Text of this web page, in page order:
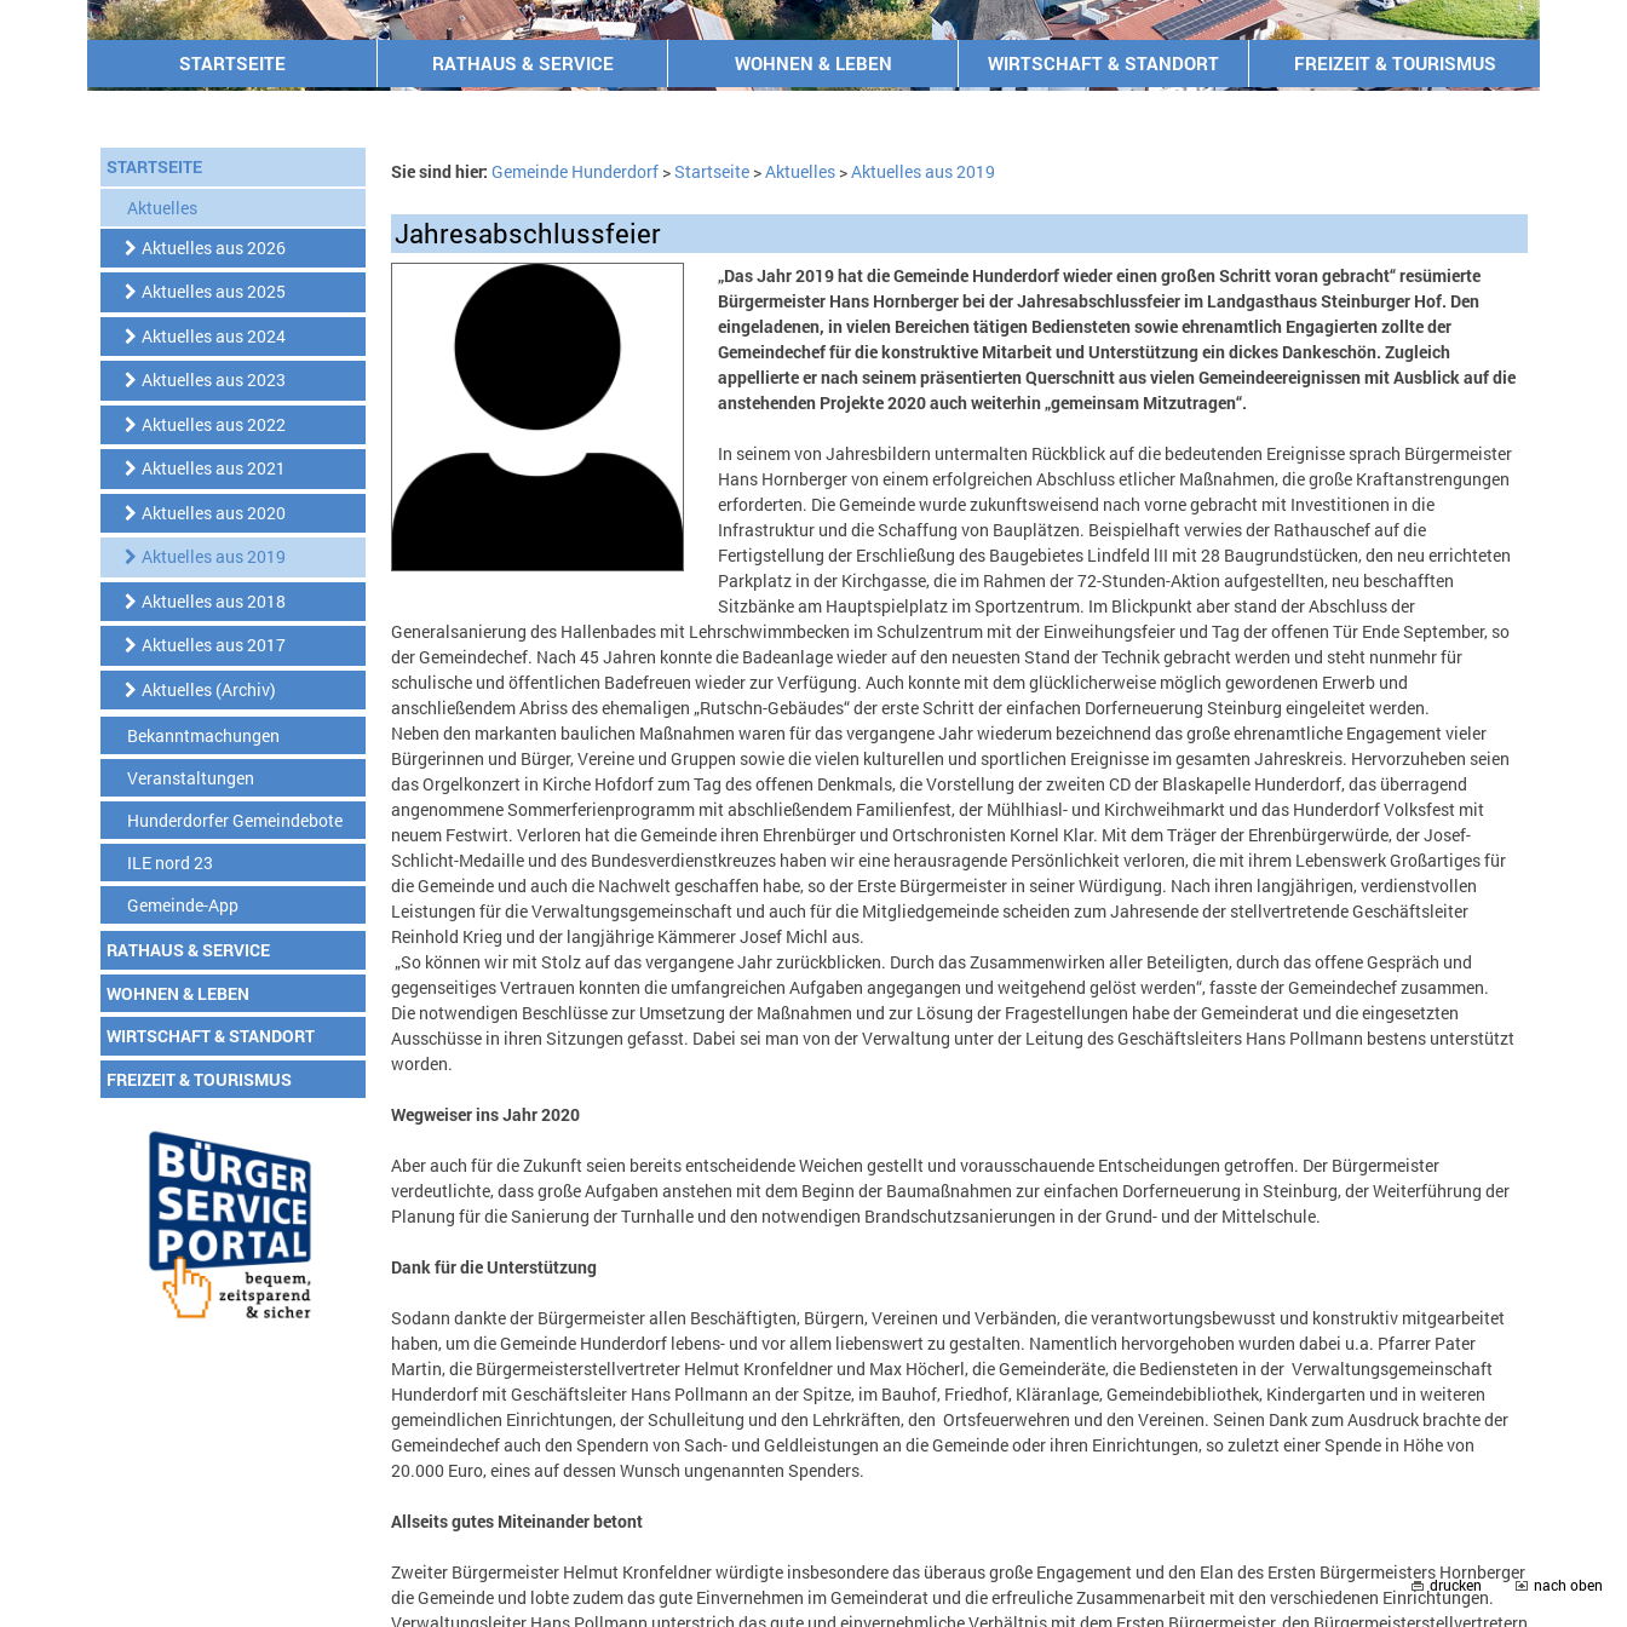
STARTSEITE RATHAUS & SERVICE WOHNEN & LEBEN WIRTSCHAFT & STANDORT FREIZEIT & TOURISMUS
STARTSEITE
Aktuelles
Aktuelles aus 2026
Aktuelles aus 2025
Aktuelles aus 2024
Aktuelles aus 2023
Aktuelles aus 2022
Aktuelles aus 2021
Aktuelles aus 2020
Aktuelles aus 2019
Aktuelles aus 2018
Aktuelles aus 2017
Aktuelles (Archiv)
Bekanntmachungen
Veranstaltungen
Hunderdorfer Gemeindebote
ILE nord 23
Gemeinde-App
RATHAUS & SERVICE
WOHNEN & LEBEN
WIRTSCHAFT & STANDORT
FREIZEIT & TOURISMUS
Sie sind hier: Gemeinde Hunderdorf>Startseite>Aktuelles>Aktuelles aus 2019
Jahresabschlussfeier
„Das Jahr 2019 hat die Gemeinde Hunderdorf wieder einen großen Schritt voran gebracht“ resümierte
Bürgermeister Hans Hornberger bei der Jahresabschlussfeier im Landgasthaus Steinburger Hof. Den
eingeladenen, in vielen Bereichen tätigen Bediensteten sowie ehrenamtlich Engagierten zollte der
Gemeindechef für die konstruktive Mitarbeit und Unterstützung ein dickes Dankeschön. Zugleich
appellierte er nach seinem präsentierten Querschnitt aus vielen Gemeindeereignissen mit Ausblick auf die
anstehenden Projekte 2020 auch weiterhin „gemeinsam Mitzutragen“.
In seinem von Jahresbildern untermalten Rückblick auf die bedeutenden Ereignisse sprach Bürgermeister
Hans Hornberger von einem erfolgreichen Abschluss etlicher Maßnahmen, die große Kraftanstrengungen
erforderten. Die Gemeinde wurde zukunftsweisend nach vorne gebracht mit Investitionen in die
Infrastruktur und die Schaffung von Bauplätzen. Beispielhaft verwies der Rathauschef auf die
Fertigstellung der Erschließung des Baugebietes Lindfeld lII mit 28 Baugrundstücken, den neu errichteten
Parkplatz in der Kirchgasse, die im Rahmen der 72-Stunden-Aktion aufgestellten, neu beschafften
Sitzbänke am Hauptspielplatz im Sportzentrum. Im Blickpunkt aber stand der Abschluss der
Generalsanierung des Hallenbades mit Lehrschwimmbecken im Schulzentrum mit der Einweihungsfeier und Tag der offenen Tür Ende September, so
der Gemeindechef. Nach 45 Jahren konnte die Badeanlage wieder auf den neuesten Stand der Technik gebracht werden und steht nunmehr für
schulische und öffentlichen Badefreuen wieder zur Verfügung. Auch konnte mit dem glücklicherweise möglich gewordenen Erwerb und
anschließendem Abriss des ehemaligen „Rutschn-Gebäudes“ der erste Schritt der einfachen Dorferneuerung Steinburg eingeleitet werden.
Neben den markanten baulichen Maßnahmen waren für das vergangene Jahr wiederum bezeichnend das große ehrenamtliche Engagement vieler
Bürgerinnen und Bürger, Vereine und Gruppen sowie die vielen kulturellen und sportlichen Ereignisse im gesamten Jahreskreis. Hervorzuheben seien
das Orgelkonzert in Kirche Hofdorf zum Tag des offenen Denkmals, die Vorstellung der zweiten CD der Blaskapelle Hunderdorf, das überragend
angenommene Sommerferienprogramm mit abschließendem Familienfest, der Mühlhiasl- und Kirchweihmarkt und das Hunderdorf Volksfest mit
neuem Festwirt. Verloren hat die Gemeinde ihren Ehrenbürger und Ortschronisten Kornel Klar. Mit dem Träger der Ehrenbürgerwürde, der Josef-
Schlicht-Medaille und des Bundesverdienstkreuzes haben wir eine herausragende Persönlichkeit verloren, die mit ihrem Lebenswerk Großartiges für
die Gemeinde und auch die Nachwelt geschaffen habe, so der Erste Bürgermeister in seiner Würdigung. Nach ihren langjährigen, verdienstvollen
Leistungen für die Verwaltungsgemeinschaft und auch für die Mitgliedgemeinde scheiden zum Jahresende der stellvertretende Geschäftsleiter
Reinhold Krieg und der langjährige Kämmerer Josef Michl aus.
„So können wir mit Stolz auf das vergangene Jahr zurückblicken. Durch das Zusammenwirken aller Beteiligten, durch das offene Gespräch und
gegenseitiges Vertrauen konnten die umfangreichen Aufgaben angegangen und weitgehend gelöst werden“, fasste der Gemeindechef zusammen.
Die notwendigen Beschlüsse zur Umsetzung der Maßnahmen und zur Lösung der Fragestellungen habe der Gemeinderat und die eingesetzten
Ausschüsse in ihren Sitzungen gefasst. Dabei sei man von der Verwaltung unter der Leitung des Geschäftsleiters Hans Pollmann bestens unterstützt
worden.
Wegweiser ins Jahr 2020
Aber auch für die Zukunft seien bereits entscheidende Weichen gestellt und vorausschauende Entscheidungen getroffen. Der Bürgermeister
verdeutlichte, dass große Aufgaben anstehen mit dem Beginn der Baumaßnahmen zur einfachen Dorferneuerung in Steinburg, der Weiterführung der
Planung für die Sanierung der Turnhalle und den notwendigen Brandschutzsanierungen in der Grund- und der Mittelschule.
Dank für die Unterstützung
Sodann dankte der Bürgermeister allen Beschäftigten, Bürgern, Vereinen und Verbänden, die verantwortungsbewusst und konstruktiv mitgearbeitet
haben, um die Gemeinde Hunderdorf lebens- und vor allem liebenswert zu gestalten. Namentlich hervorgehoben wurden dabei u.a. Pfarrer Pater
Martin, die Bürgermeisterstellvertreter Helmut Kronfeldner und Max Höcherl, die Gemeinderäte, die Bediensteten in der Verwaltungsgemeinschaft
Hunderdorf mit Geschäftsleiter Hans Pollmann an der Spitze, im Bauhof, Friedhof, Kläranlage, Gemeindebibliothek, Kindergarten und in weiteren
gemeindlichen Einrichtungen, der Schulleitung und den Lehrkräften, den Ortsfeuerwehren und den Vereinen. Seinen Dank zum Ausdruck brachte der
Gemeindechef auch den Spendern von Sach- und Geldleistungen an die Gemeinde oder ihren Einrichtungen, so zuletzt einer Spende in Höhe von
20.000 Euro, eines auf dessen Wunsch ungenannten Spenders.
Allseits gutes Miteinander betont
Zweiter Bürgermeister Helmut Kronfeldner würdigte insbesondere das überaus große Engagement und den Elan des Ersten Bürgermeisters Hornberger
die Gemeinde und lobte zudem das gute Einvernehmen im Gemeinderat und die erfreuliche Zusammenarbeit mit den verschiedenen Einrichtungen.
Verwaltungsleiter Hans Pollmann unterstrich das gute und einvernehmliche Verhältnis mit dem Ersten Bürgermeister, den Bürgermeisterstellvertretern
drucken nach oben